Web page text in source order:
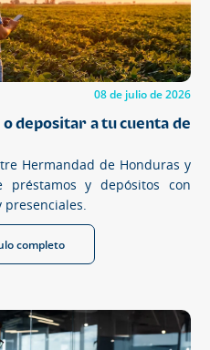
08 de julio de 2026
depositar a tu cuenta de
Hermandad de Honduras y
y depósitos con
completo